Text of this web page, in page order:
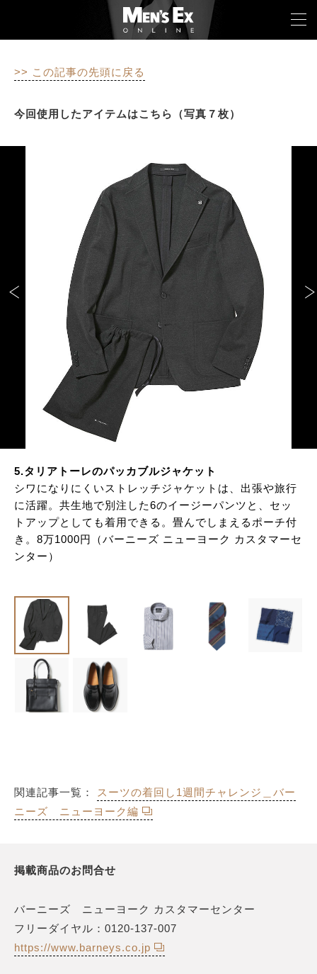
>> この記事の先頭に戻る
今回使用したアイテムはこちら（写真７枚）
5.タリアトーレのパッカブルジャケット
シワになりにくいストレッチジャケットは、出張や旅行
に活躍。共生地で別注した6のイージーパンツと、セッ
トアップとしても着用できる。畳んでしまえるポーチ付
き。8万1000円（バーニーズ ニューヨーク カスタマーセ
ンター）
関連記事一覧：
スーツの着回し1週間チャレンジ＿バー
ニーズ ニューヨーク編
掲載商品のお問合せ
バーニーズ ニューヨーク カスタマーセンター
フリーダイヤル：0120-137-007
https://www.barneys.co.jp
FASHION
MAGAZINE
ABOUT SITE
サイトマップ